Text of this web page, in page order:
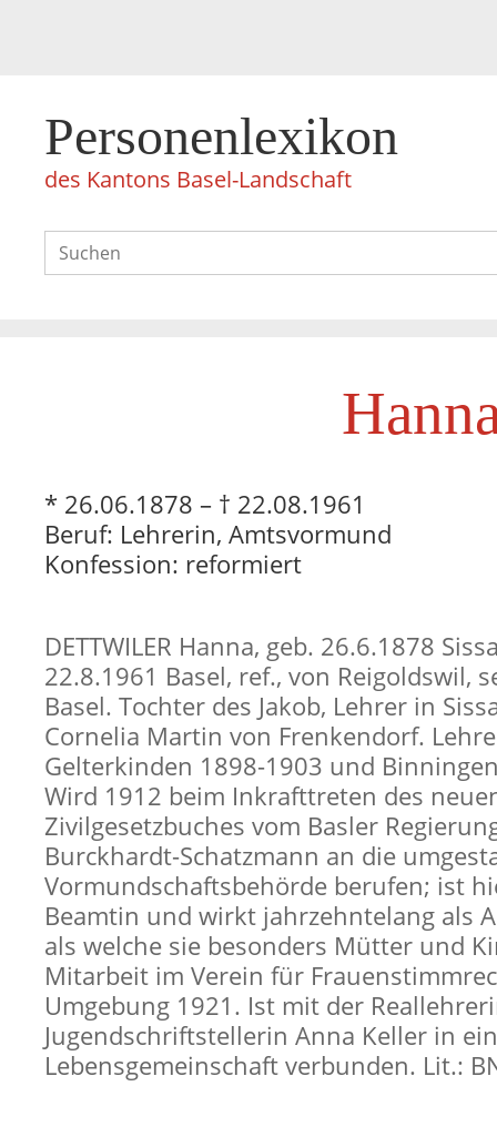
Personenlexikon
des Kantons Basel-Landschaft
* 26.06.1878 – † 22.08.1961
Beruf: Lehrerin, Amtsvormund
Konfession: reformiert
DETTWILER Hanna, geb. 26.6.1878
22.8.1961 Basel, ref., von Reigoldswil,
Basel. Tochter des Jakob, Lehrer in
Cornelia Martin von Frenkendorf.
Gelterkinden 1898-1903 und
Wird 1912 beim Inkrafttreten des
Zivilgesetzbuches vom Basler
Burckhardt-Schatzmann an die
Vormundschaftsbehörde berufen; ist
Beamtin und wirkt jahrzehntelang als
als welche sie besonders Mütter und
Mitarbeit im Verein für
Umgebung 1921. Ist mit der
Jugendschriftstellerin Anna Keller in
Lebensgemeinschaft verbunden. Lit.: